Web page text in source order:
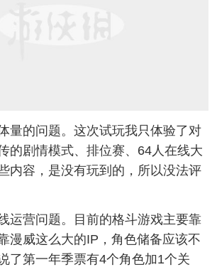
的问题。这次试玩我只体验了对
的剧情模式、排位赛、64人在线大
内容，是没有玩到的，所以没法评
营问题。目前的格斗游戏主要靠
漫威这么大的IP，角色储备应该不
了第一年季票有4个角色加1个关